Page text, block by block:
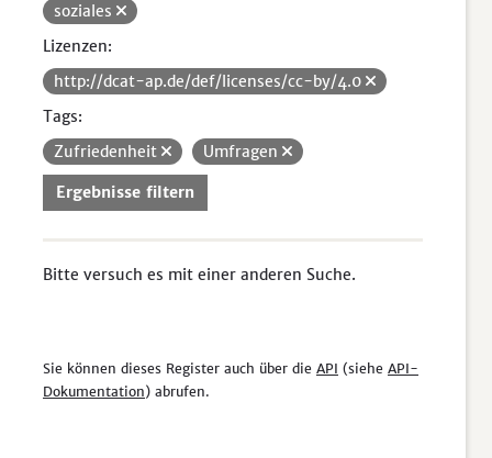
soziales
Lizenzen:
http://dcat-ap.de/def/licenses/cc-by/4.0
Tags:
Zufriedenheit
Umfragen
Ergebnisse filtern
Bitte versuch es mit einer anderen Suche.
Sie können dieses Register auch über die API (siehe API-
Dokumentation) abrufen.